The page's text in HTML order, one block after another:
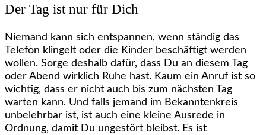
Der Tag ist nur für Dich
Niemand kann sich entspannen, wenn ständig das
Telefon klingelt oder die Kinder beschäftigt werden
wollen. Sorge deshalb dafür, dass Du an diesem Tag
oder Abend wirklich Ruhe hast. Kaum ein Anruf ist so
wichtig, dass er nicht auch bis zum nächsten Tag
warten kann. Und falls jemand im Bekanntenkreis
unbelehrbar ist, ist auch eine kleine Ausrede in
Ordnung, damit Du ungestört bleibst. Es ist